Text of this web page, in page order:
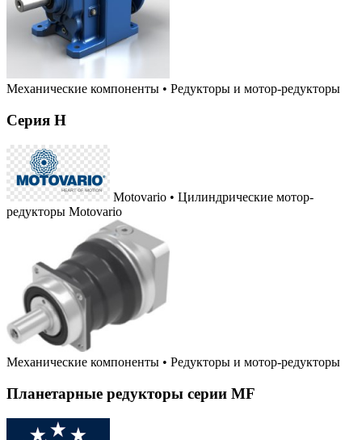
Механические компоненты • Редукторы и мотор-редукторы
Серия H
Motovario • Цилиндрические мотор-
редукторы Motovario
Механические компоненты • Редукторы и мотор-редукторы
Планетарные редукторы серии MF